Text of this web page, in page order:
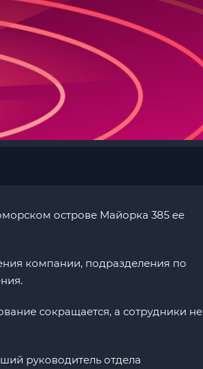
острове Майорка 385 ее
компании, подразделения по
сокращается, а сотрудники не
руководитель отдела